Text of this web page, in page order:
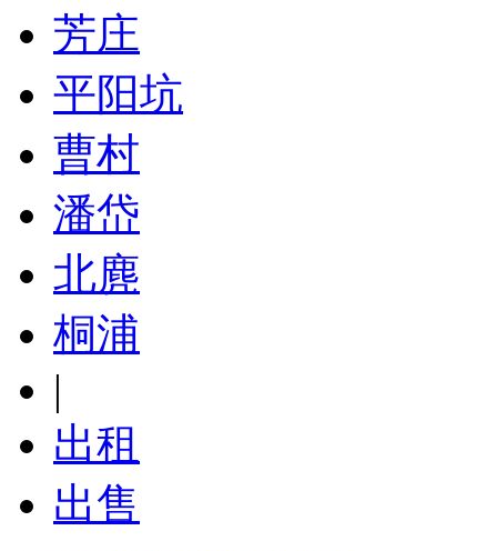
芳庄
平阳坑
曹村
潘岱
北麂
桐浦
|
出租
出售